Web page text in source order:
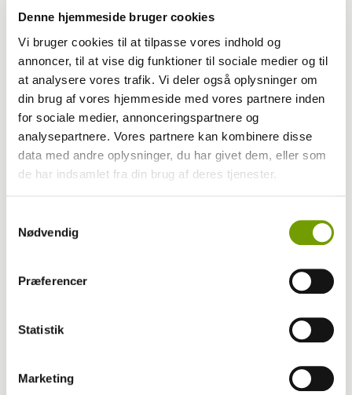
Denne hjemmeside bruger cookies
Vi bruger cookies til at tilpasse vores indhold og
annoncer, til at vise dig funktioner til sociale medier og til
at analysere vores trafik. Vi deler også oplysninger om
din brug af vores hjemmeside med vores partnere inden
for sociale medier, annonceringspartnere og
analysepartnere. Vores partnere kan kombinere disse
data med andre oplysninger, du har givet dem, eller som
de har indsamlet fra din brug af deres tjenester.
Nødvendig
Præferencer
Statistik
Marketing
Opdræt